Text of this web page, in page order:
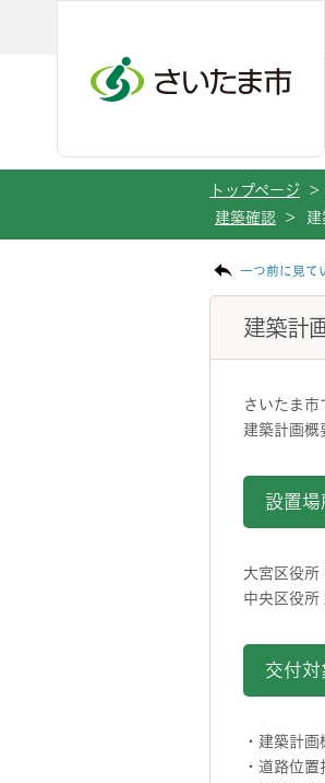
トップページ >
建築確認
>
一つ前に見て
建築計
さいたま市
建築計画概
設置場
大宮区役所
中央区役所
交付対
・建築計画
・道路位